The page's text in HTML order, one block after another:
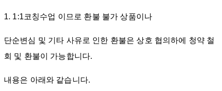
1. 1:1코칭수업 이므로 환불 불가 상품이나
단순변심 및 기타 사유로 인한 환불은 상호 협의하에 청약 철
회 및 환불이 가능합니다.
내용은 아래와 같습니다.